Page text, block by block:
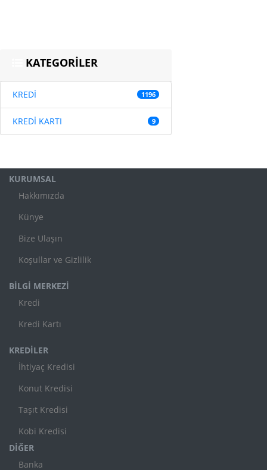
KATEGORİLER
KREDİ 1196
KREDİ KARTI 9
KURUMSAL
Hakkımızda
Künye
Bize Ulaşın
Koşullar ve Gizlilik
BİLGİ MERKEZİ
Kredi
Kredi Kartı
KREDİLER
İhtiyaç Kredisi
Konut Kredisi
Taşıt Kredisi
Kobi Kredisi
DİĞER
Banka